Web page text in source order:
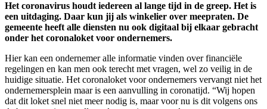
Het coronavirus houdt iedereen al lange tijd in de greep. Het is
een uitdaging. Daar kun jij als winkelier over meepraten. De
gemeente heeft alle diensten nu ook digitaal bij elkaar gebracht
onder het coronaloket voor ondernemers.
Hier kan een ondernemer alle informatie vinden over financiële
regelingen en kan men ook terecht met vragen, wel zo veilig in de
huidige situatie. Het coronaloket voor ondernemers vervangt niet het
ondernemersplein maar is een aanvulling in coronatijd. “Wij hopen
dat dit loket snel niet meer nodig is, maar voor nu is dit volgens ons